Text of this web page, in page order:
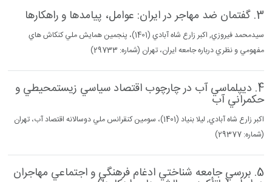
3. گفتمان ضد مهاجر در ايران: عوامل، پيامدها و راهكارها
سيدمحمد فيروزي, اكبر زارع شاه آبادي (1401)، پنجمين همايش ملي كنكاش هاي
مفهومي و نظري درباره جامعه ايران، تهران (شماره: 29733)
4. ديپلماسي آب در چارچوب اقتصاد سياسي زيستمحيطي و
حكمراني آب
اكبر زارع شاه آبادي, ليلا بنياد (1401)، سومين كنقرانس ملي دوسالانه اقتصاد آب، تهران
(شماره: 29377)
5. بررسي جامعه شناختي ادغام فرهنگي و اجتماعي مهاجران